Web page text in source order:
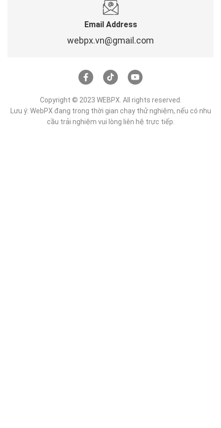
Email Address
webpx.vn@gmail.com
Copyright © 2023 WEBPX. All rights reserved.
Lưu ý: WebPX đang trong thời gian chạy thử nghiệm, nếu có nhu
cầu trải nghiệm vui lòng liên hệ trực tiếp.